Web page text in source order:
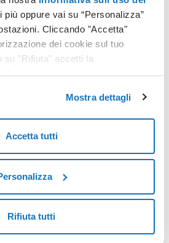
più oppure vai su “Personalizza”
Cliccando "Accetta"
dei cookie sul tuo
su "Rifiuta" accetti la
cookie necessari.
Mostra dettagli
Accetta tutti
Rifiuta tutti
ELETTRONICA
ve ne sono anche diverse importanti
e conservazione delle fatture tra
obbligatorio dal primo gennaio del
Leggi tutto